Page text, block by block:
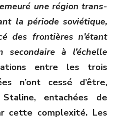
une région trans-
la période soviétique,
des frontières n’étant
secondaire à l’échelle
entre les trois
n’ont cessé d’être,
entachées de
cette complexité. Les